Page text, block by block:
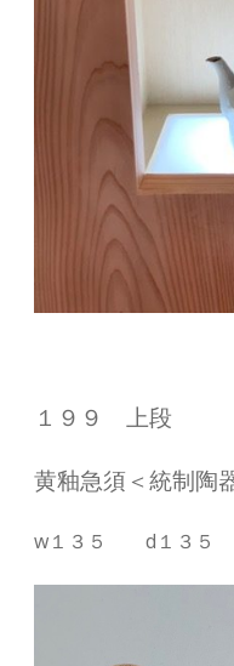
１９９ 上段
黄釉急須＜統制陶
w１３５ d１３５